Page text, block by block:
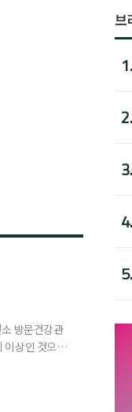
방문건강관
이상인 것으로
브
1.
2.
3.
4.
5.